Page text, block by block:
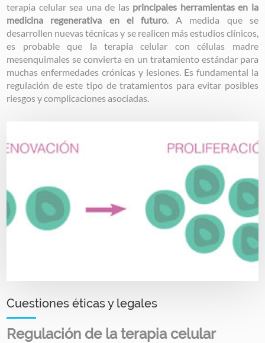
terapia celular sea una de las principales herramientas en la
medicina regenerativa en el futuro . A medida que se
desarrollen nuevas técnicas y se realicen más estudios clínicos,
es probable que la terapia celular con células madre
mesenquimales se convierta en un tratamiento estándar para
muchas enfermedades crónicas y lesiones. Es fundamental la
regulación de este tipo de tratamientos para evitar posibles
riesgos y complicaciones asociadas.
Cuestiones éticas y legales
Regulación de la terapia celular